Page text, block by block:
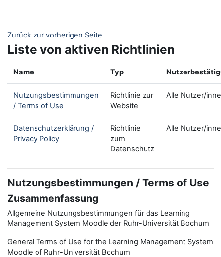
Zurück zur vorherigen Seite
Liste von aktiven Richtlinien
Name Typ
Nutzungsbestimmungen
/ Terms of Use
Richtlinie zur
Website
Alle Nutzer/
Datenschutzerklärung /
Privacy Policy
Richtlinie
zum
Datenschutz
Alle Nutzer/
Nutzungsbestimmungen / Terms of Use
Zusammenfassung
Allgemeine Nutzungsbestimmungen für das Learning
Management System Moodle der Ruhr-Universität Bochum
General Terms of Use for the Learning Management System
Moodle of Ruhr-Universität Bochum